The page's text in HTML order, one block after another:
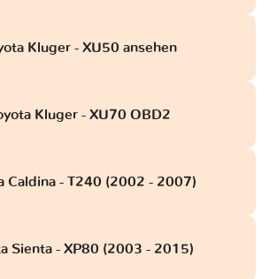
Kluger - XU50 ansehen
Kluger - XU70 OBD2
Caldina - T240 (2002 - 2007)
Sienta - XP80 (2003 - 2015)